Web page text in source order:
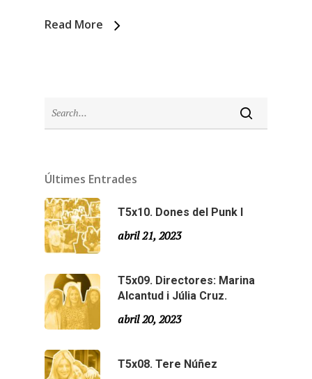
Read More
Últimes Entrades
T5x10. Dones del Punk I
abril 21, 2023
T5x09. Directores: Marina
Alcantud i Júlia Cruz.
abril 20, 2023
T5x08. Tere Núñez
Temporades
Especial Estiu
Monty Peiró